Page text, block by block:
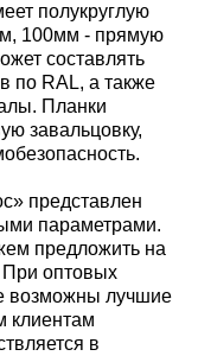
полукруглую
100мм - прямую
составлять
по RAL, а также
Планки
завальцовку,
представлен
параметрами.
предложить на
При оптовых
возможны лучшие
клиентам
в